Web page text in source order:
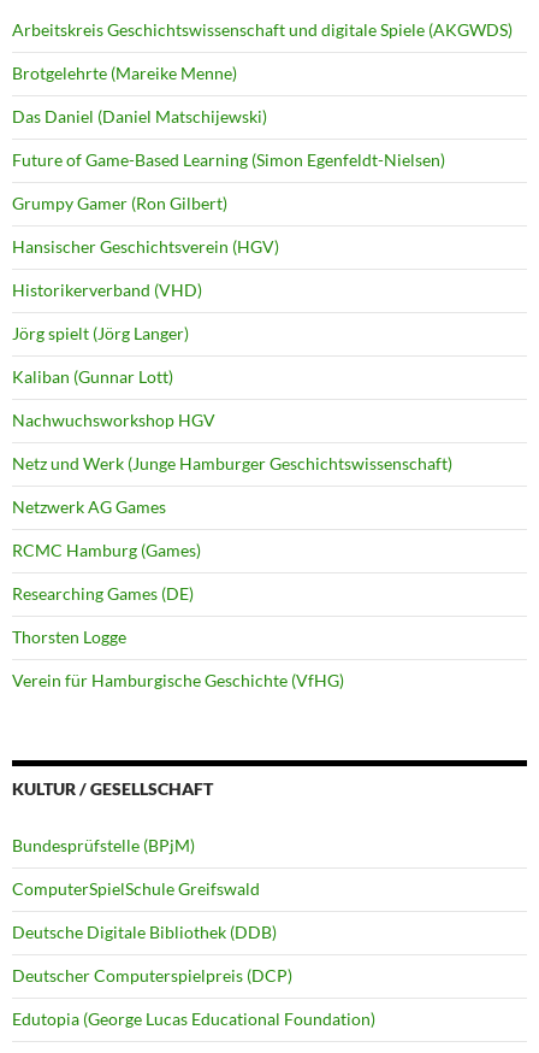
Arbeitskreis Geschichtswissenschaft und digitale Spiele (AKGWDS)
Brotgelehrte (Mareike Menne)
Das Daniel (Daniel Matschijewski)
Future of Game-Based Learning (Simon Egenfeldt-Nielsen)
Grumpy Gamer (Ron Gilbert)
Hansischer Geschichtsverein (HGV)
Historikerverband (VHD)
Jörg spielt (Jörg Langer)
Kaliban (Gunnar Lott)
Nachwuchsworkshop HGV
Netz und Werk (Junge Hamburger Geschichtswissenschaft)
Netzwerk AG Games
RCMC Hamburg (Games)
Researching Games (DE)
Thorsten Logge
Verein für Hamburgische Geschichte (VfHG)
KULTUR / GESELLSCHAFT
Bundesprüfstelle (BPjM)
ComputerSpielSchule Greifswald
Deutsche Digitale Bibliothek (DDB)
Deutscher Computerspielpreis (DCP)
Edutopia (George Lucas Educational Foundation)